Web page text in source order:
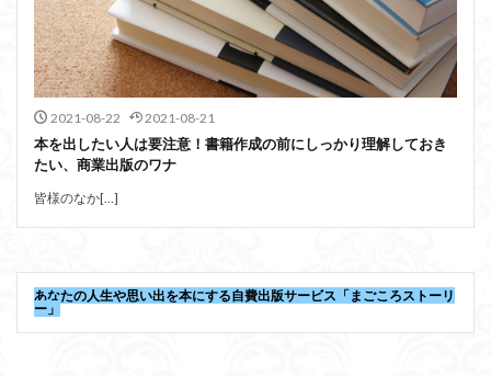
2021-08-22 2021-08-21
本を出したい人は要注意！書籍作成の前にしっかり理解しておき
たい、商業出版のワナ
皆様のなか[…]
あなたの人生や思い出を本にする自費出版サービス「まごころストーリ
ー」